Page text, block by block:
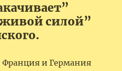
силой”
Франция и Германия